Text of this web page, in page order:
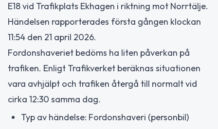
E18 vid Trafikplats Ekhagen i riktning mot Norrtälje.
Händelsen rapporterades första gången klockan
11:54 den 21 april 2026.
Fordonshaveriet bedöms ha liten påverkan på
trafiken. Enligt Trafikverket beräknas situationen
vara avhjälpt och trafiken återgå till normalt vid
cirka 12:30 samma dag.
Typ av händelse: Fordonshaveri (personbil)